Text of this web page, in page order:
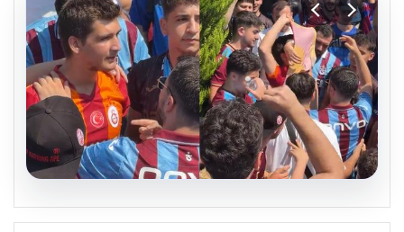
Mohamed Salah’ı karşılamaya gelen